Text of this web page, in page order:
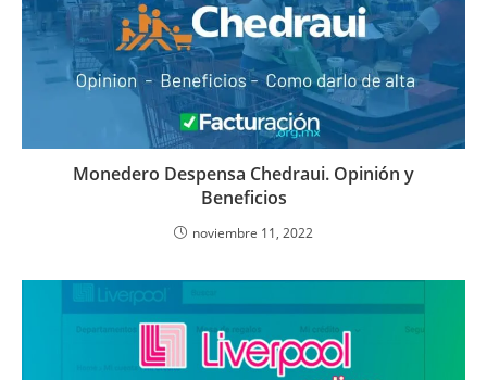
Monedero Despensa Chedraui. Opinión y
Beneficios
noviembre 11, 2022